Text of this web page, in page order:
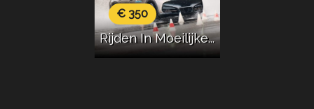
Rijden In Moeilijke...
€ 350